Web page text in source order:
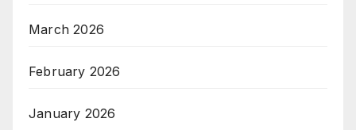
March 2026
February 2026
January 2026